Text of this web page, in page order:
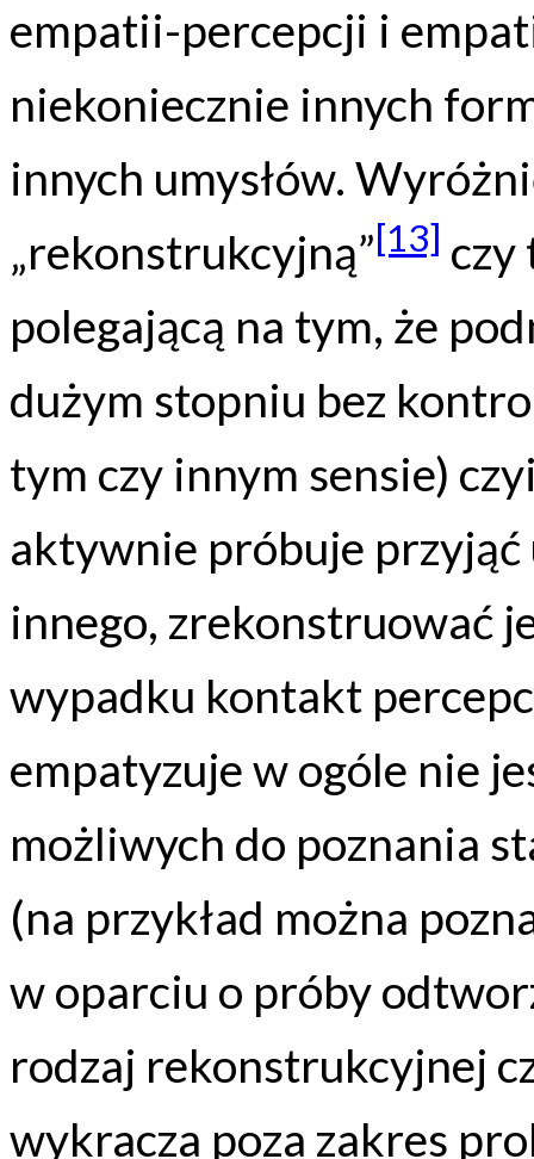
empatii-percepcji i
niekoniecznie innych
innych umysłów.
„rekonstrukcyjną”[13] czy
polegającą na tym, że
dużym stopniu bez
tym czy innym sensie)
aktywnie próbuje przyjąć
innego, zrekonstruować
wypadku kontakt
empatyzuje w ogóle nie
możliwych do poznania
(na przykład można
w oparciu o próby
rodzaj rekonstrukcyjnej
wykracza poza zakres